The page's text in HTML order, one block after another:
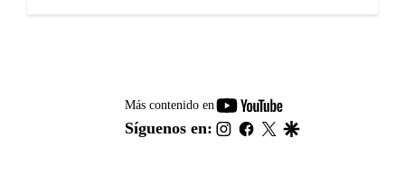
Más contenido en
youtube-
footer
Síguenos en: instagram
facebook
twitter